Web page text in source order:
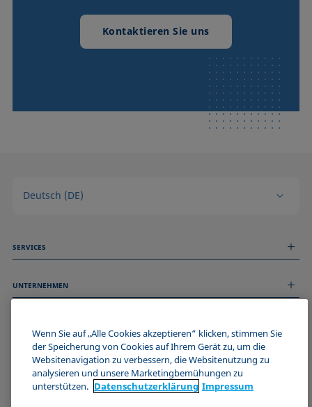
Kontaktieren Sie uns
Deutsch (DE)
SERVICES
Technischer Service
UNTERNEHMEN
Stellenangebote
Events
Impressum
Datenschutzerklärung
Cookie-Richtlinie
WERDE TEIL DER KRÜSS COMMUNITY
Wenn Sie auf „Alle Cookies akzeptieren“ klicken, stimmen Sie
der Speicherung von Cookies auf Ihrem Gerät zu, um die
Websitenavigation zu verbessern, die Websitenutzung zu
analysieren und unsere Marketingbemühungen zu
unterstützen. Datenschutz­erklärung Impressum